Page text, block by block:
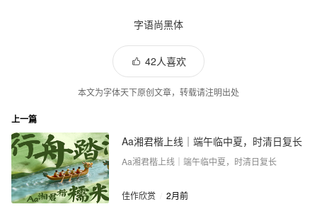
字语尚黑体
42人喜欢
本文为字体天下原创文章，转载请注明出处
上一篇
Aa湘君楷上线｜端午临中夏，时清日复长
Aa湘君楷上线｜端午临中夏，时清日复长
佳作欣赏 2月前